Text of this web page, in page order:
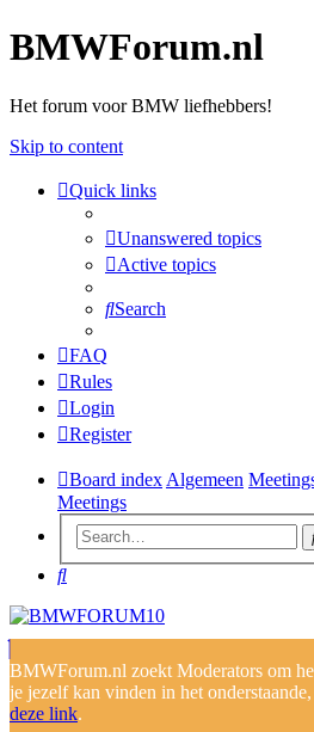
BMWForum.nl
Het forum voor BMW liefhebbers!
Skip to content
Quick links
Unanswered topics
Active topics
Search
FAQ
Rules
Login
Register
Board index Algemeen
Meetings
Search
BMWForum.nl zoekt Moderators om
je jezelf kan vinden in het
deze link.